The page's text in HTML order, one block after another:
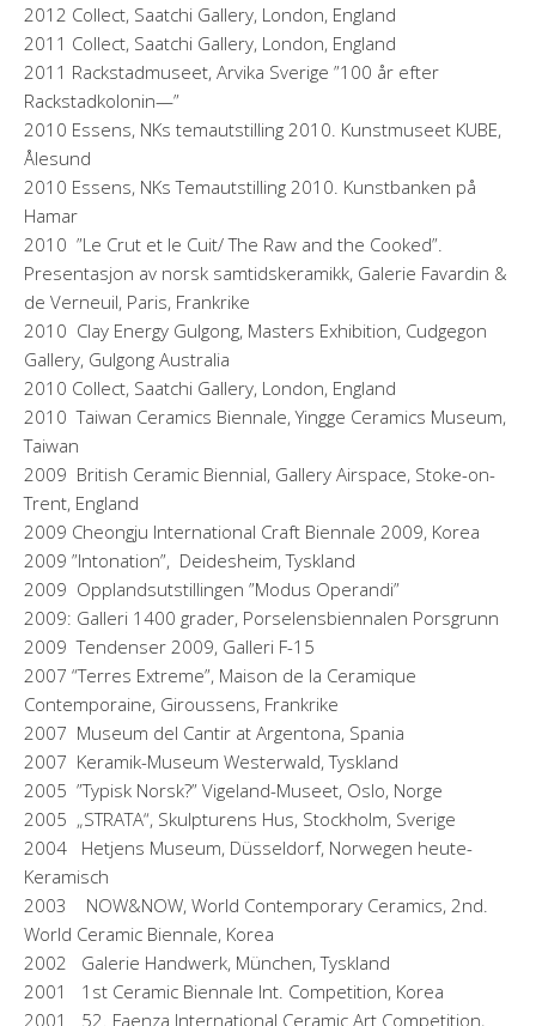
2012 Collect, Saatchi Gallery, London, England
2011 Collect, Saatchi Gallery, London, England
2011 Rackstadmuseet, Arvika Sverige ”100 år efter
Rackstadkolonin—”
2010 Essens, NKs temautstilling 2010. Kunstmuseet KUBE,
Ålesund
2010 Essens, NKs Temautstilling 2010. Kunstbanken på
Hamar
2010 ”Le Crut et le Cuit/ The Raw and the Cooked”.
Presentasjon av norsk samtidskeramikk, Galerie Favardin &
de Verneuil, Paris, Frankrike
2010 Clay Energy Gulgong, Masters Exhibition, Cudgegon
Gallery, Gulgong Australia
2010 Collect, Saatchi Gallery, London, England
2010 Taiwan Ceramics Biennale, Yingge Ceramics Museum,
Taiwan
2009 British Ceramic Biennial, Gallery Airspace, Stoke-on-
Trent, England
2009 Cheongju International Craft Biennale 2009, Korea
2009 ”Intonation”, Deidesheim, Tyskland
2009 Opplandsutstillingen ”Modus Operandi”
2009: Galleri 1400 grader, Porselensbiennalen Porsgrunn
2009 Tendenser 2009, Galleri F-15
2007 “Terres Extreme”, Maison de la Ceramique
Contemporaine, Giroussens, Frankrike
2007 Museum del Cantir at Argentona, Spania
2007 Keramik-Museum Westerwald, Tyskland
2005 ”Typisk Norsk?” Vigeland-Museet, Oslo, Norge
2005 „STRATA“, Skulpturens Hus, Stockholm, Sverige
2004 Hetjens Museum, Düsseldorf, Norwegen heute-
Keramisch
2003 NOW&NOW, World Contemporary Ceramics, 2nd.
World Ceramic Biennale, Korea
2002 Galerie Handwerk, München, Tyskland
2001 1st Ceramic Biennale Int. Competition, Korea
2001 52. Faenza International Ceramic Art Competition,